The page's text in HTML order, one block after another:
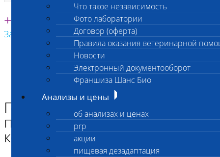
Единая круглосуточная справочная
+7 495 260 0 260
Заказать звонок с сайта
Что такое независимость
Фото лаборатории
Договор (оферта)
Правила оказания ветеринарной
Новости
Электронный документооборот
Франшиза Шанс Био
Анализы и цены
об анализах и ценах
prp
акции
пищевая дезадаптация
Главная страница
Анализы и цены
ГЕНЕТИКА КОШЕК
Генетический комплекс для породы норвежская лесная
Генетический комплекс для
породы норвежская лесная
кошка